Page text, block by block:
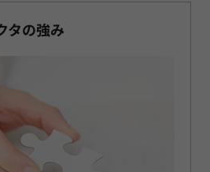
タの強み